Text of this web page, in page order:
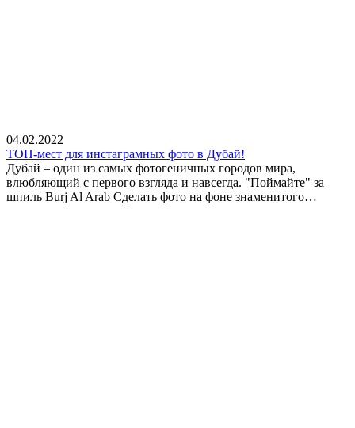
04.02.2022
ТОП-мест для инстаграмных фото в Дубай!
Дубай – один из самых фотогеничных городов мира,
влюбляющий с первого взгляда и навсегда. "Поймайте" за
шпиль Burj Al Arab Сделать фото на фоне знаменитого…